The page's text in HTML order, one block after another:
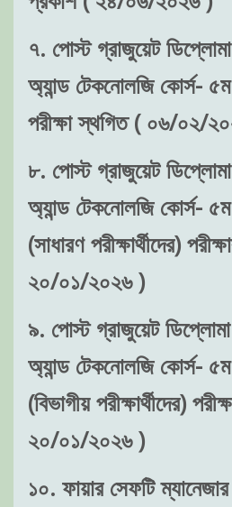
৭. পোস্ট গ্রাজুয়েট ডিপ্লোমা
অ্যান্ড টেকনোলজি কোর্স-
পরীক্ষা স্থগিত ( ০৬/০২/
৮. পোস্ট গ্রাজুয়েট ডিপ্লোমা
অ্যান্ড টেকনোলজি কোর্স-
(সাধারণ পরীক্ষার্থীদের)
২০/০১/২০২৬ )
৯. পোস্ট গ্রাজুয়েট ডিপ্লোমা
অ্যান্ড টেকনোলজি কোর্স-
(বিভাগীয় পরীক্ষার্থীদের)
২০/০১/২০২৬ )
১০. ফায়ার সেফটি